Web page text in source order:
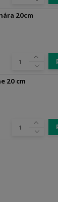
20cm
20 cm